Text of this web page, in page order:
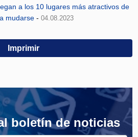
a los 10 lugares más atractivos de
mudarse -04.08.2023
Imprimir
boletín de noticias